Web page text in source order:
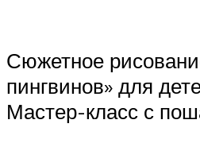
Сюжетное
пингвинов» для
Мастер-класс с